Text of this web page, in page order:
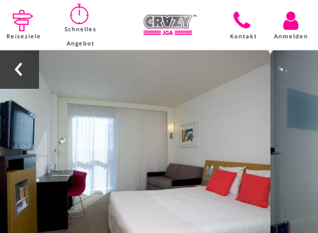
Reiseziele
Schnelles
Angebot
Kontakt Anmelden